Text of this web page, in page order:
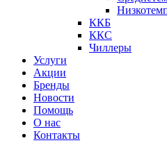
ККБ
ККС
Чиллеры
Услуги
Акции
Бренды
Новости
Помощь
О нас
Контакты